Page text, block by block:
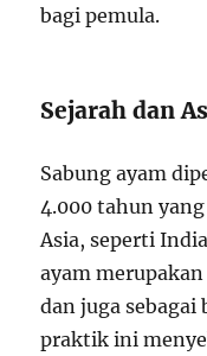
bagi pemula.
Sejarah dan
Sabung ayam
4.000 tahun
Asia, seperti
ayam
dan juga sebagai
praktik ini